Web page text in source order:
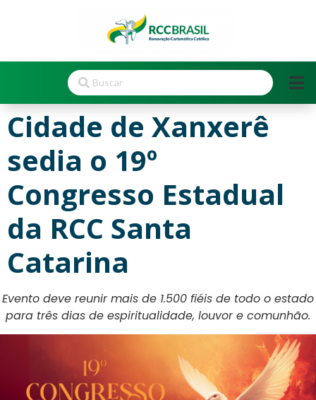
Cidade de Xanxerê
sedia o 19º
Congresso Estadual
da RCC Santa
Catarina
Evento deve reunir mais de 1.500 fiéis de todo o estado
para três dias de espiritualidade, louvor e comunhão.